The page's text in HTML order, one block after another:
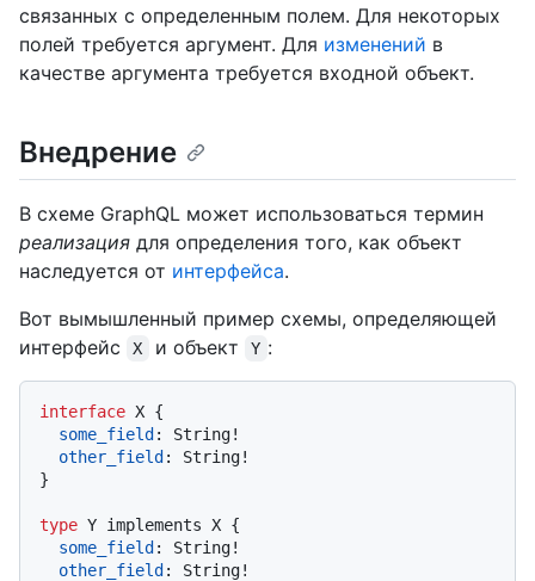
связанных с определенным полем. Для некоторых
полей требуется аргумент. Для изменений в
качестве аргумента требуется входной объект.
Внедрение
В схеме GraphQL может использоваться термин
реализация для определения того, как объект
наследуется от интерфейса.
Вот вымышленный пример схемы, определяющей
интерфейс
X и объект Y :
interface X {
some_field : String!
other_field : String!
}
type Y implements X {
some_field : String!
other_field : String!